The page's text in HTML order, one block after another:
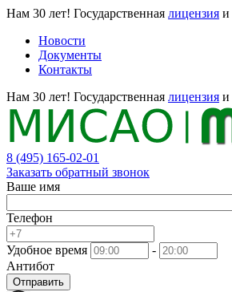
Нам 30 лет! Государственная лицензия и
Новости
Документы
Контакты
Нам 30 лет! Государственная лицензия и
8 (495) 165-02-01
Заказать обратный звонок
Ваше имя
Телефон
Удобное время
-
Антибот
Отправить